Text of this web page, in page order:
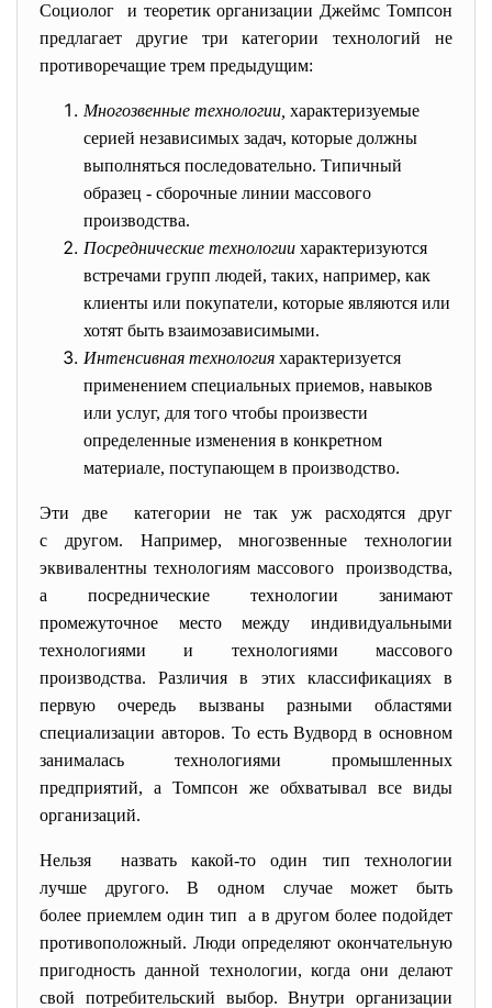
Социолог и теоретик организации Джеймс Томпсон
предлагает другие три категории технологий не
противоречащие трем предыдущим:
Многозвенные технологии, характеризуемые
серией независимых задач, которые должны
выполняться последовательно. Типичный
образец - сборочные линии массового
производства.
Посреднические технологии характеризуются
встречами групп людей, таких, например, как
клиенты или покупатели, которые являются или
хотят быть взаимозависимыми.
Интенсивная технология характеризуется
применением специальных приемов, навыков
или услуг, для того чтобы произвести
определенные изменения в конкретном
материале, поступающем в производство.
Эти две категории не так уж расходятся друг
с другом. Например, многозвенные технологии
эквивалентны технологиям массового производства,
а посреднические технологии занимают
промежуточное место между индивидуальными
технологиями и технологиями массового
производства. Различия в этих классификациях в
первую очередь вызваны разными областями
специализации авторов. То есть Вудворд в основном
занималась технологиями промышленных
предприятий, а Томпсон же обхватывал все виды
организаций.
Нельзя назвать какой-то один тип технологии
лучше другого. В одном случае может быть
более приемлем один тип а в другом более подойдет
противоположный. Люди определяют окончательную
пригодность данной технологии, когда они делают
свой потребительский выбор. Внутри организации